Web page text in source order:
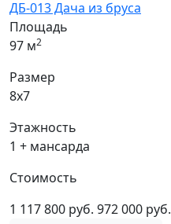
ДБ-013 Дача из бруса
Площадь
97 м2
Размер
8х7
Этажность
1 + мансарда
Стоимость
1 117 800 руб. 972 000 руб.